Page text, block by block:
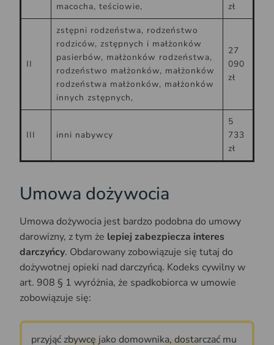
macocha, teściowie,
zł
II
zstępni rodzeństwa, rodzeństwo
rodziców, zstępnych i małżonków
pasierbów, małżonków rodzeństwa,
rodzeństwo małżonków, małżonków
rodzeństwa małżonków, małżonków
innych zstępnych,
27
090
zł
III inni nabywcy
5
733
zł
Umowa dożywocia
Umowa dożywocia jest bardzo podobna do umowy
darowizny, z tym że lepiej zabezpiecza interes
darczyńcy. Obdarowany zobowiązuje się tutaj do
dożywotnej opieki nad darczyńcą. Kodeks cywilny w
art. 908 § 1 wyróżnia, że spadkobiorca w umowie
zobowiązuje się:
przyjąć zbywcę jako domownika, dostarczać mu